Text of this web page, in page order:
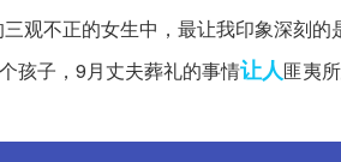
观不正的女生中，最让我印象深刻的
孩子，9月丈夫葬礼的事情让人匪夷